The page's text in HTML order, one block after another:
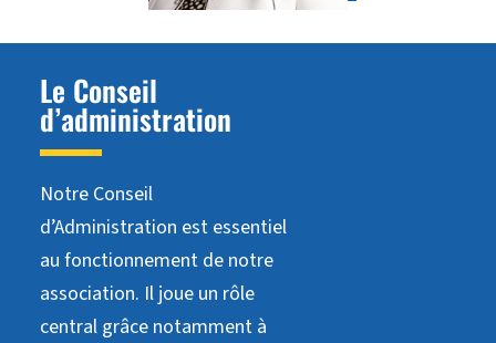
Le Conseil
d’administration
Notre Conseil
d’Administration est essentiel
au fonctionnement de notre
association. Il joue un rôle
central grâce notamment à